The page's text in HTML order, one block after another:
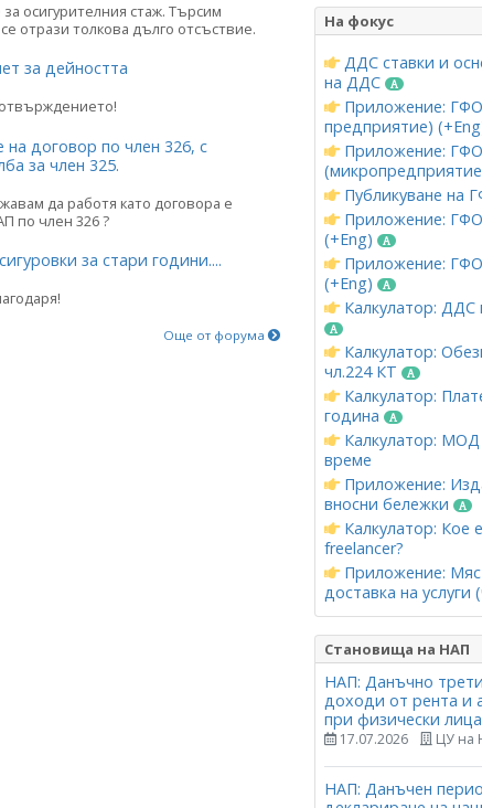
осигурителния стаж. Търсим
отрази толкова дълго отсъствие.
за дейността
на договор по член 326, с
за член 325.
да работя като договора е
по член 326 ?
за стари години....
Още от форума
На фокус
ДДС ставки и
на ДДС
Приложение:
предприятие)
Приложение:
Публикуване на
Приложение: ГФО
(+Eng)
Приложение:
(+Eng)
Калкулатор: ДДС
Калкулатор:
чл.224 КТ
Калкулатор:
година
Калкулатор: МОД
време
Приложение:
вносни бележки
Калкулатор: Кое
freelancer?
Приложение:
доставка на
Становища на НАП
НАП: Данъчно
доходи от рента и
при физически
17.07.2026 ЦУ на
НАП: Данъчен